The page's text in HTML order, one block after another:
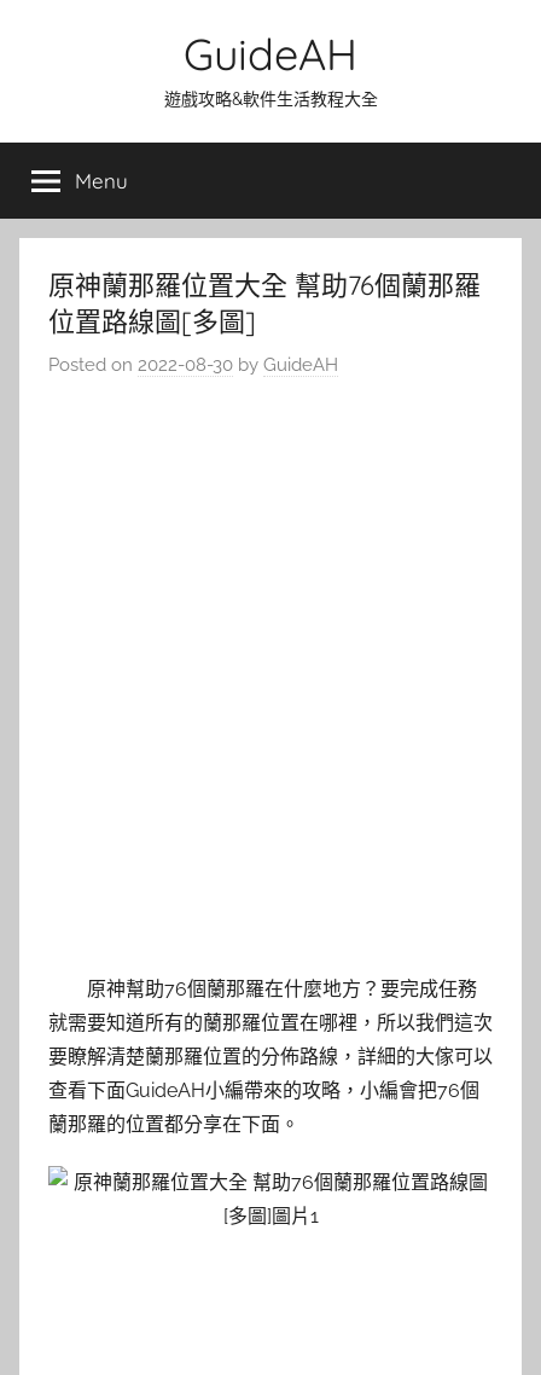
GuideAH
遊戲攻略&軟件生活教程大全
Menu
原神蘭那羅位置大全 幫助76個蘭那羅
位置路線圖[多圖]
Posted on 2022-08-30 by GuideAH
原神幫助76個蘭那羅在什麼地方？要完成任務
就需要知道所有的蘭那羅位置在哪裡，所以我們這次
要瞭解清楚蘭那羅位置的分佈路線，詳細的大傢可以
查看下面GuideAH小編帶來的攻略，小編會把76個
蘭那羅的位置都分享在下面。